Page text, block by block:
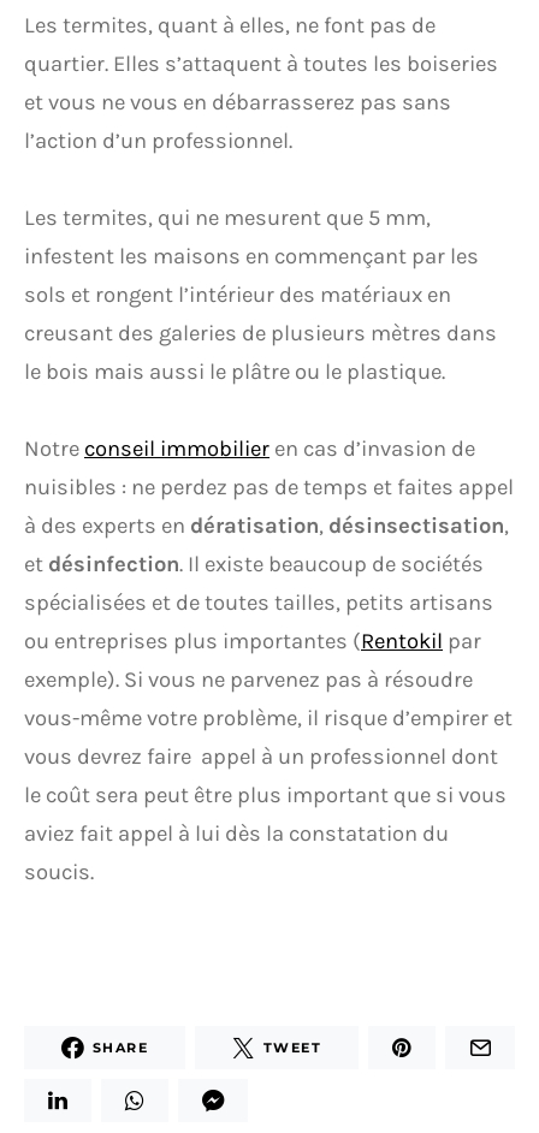
Les termites, quant à elles, ne font pas de
quartier. Elles s’attaquent à toutes les boiseries
et vous ne vous en débarrasserez pas sans
l’action d’un professionnel.
Les termites, qui ne mesurent que 5 mm,
infestent les maisons en commençant par les
sols et rongent l’intérieur des matériaux en
creusant des galeries de plusieurs mètres dans
le bois mais aussi le plâtre ou le plastique.
Notre conseil immobilier en cas d’invasion de
nuisibles : ne perdez pas de temps et faites appel
à des experts en dératisation, désinsectisation,
et désinfection. Il existe beaucoup de sociétés
spécialisées et de toutes tailles, petits artisans
ou entreprises plus importantes (Rentokil par
exemple). Si vous ne parvenez pas à résoudre
vous-même votre problème, il risque d’empirer et
vous devrez faire appel à un professionnel dont
le coût sera peut être plus important que si vous
aviez fait appel à lui dès la constatation du
soucis.
SHARE TWEET